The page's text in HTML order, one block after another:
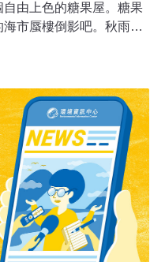
由上色的糖果屋。糖果
市蜃樓倒影吧。秋雨點
是和小雨燕迎面撞擊的
萬翅撼動間，發現我的
是第一步灑落自由的鄉
因為鳥。在金門，我和
。白腰草鷸回到第一次
不見其影，影像沒有停
的叫聲。這次相遇，在
十月，一隻白腰草鷸單
緊鄰長水溝的水泥平台
毛上的斑點，一圈白色